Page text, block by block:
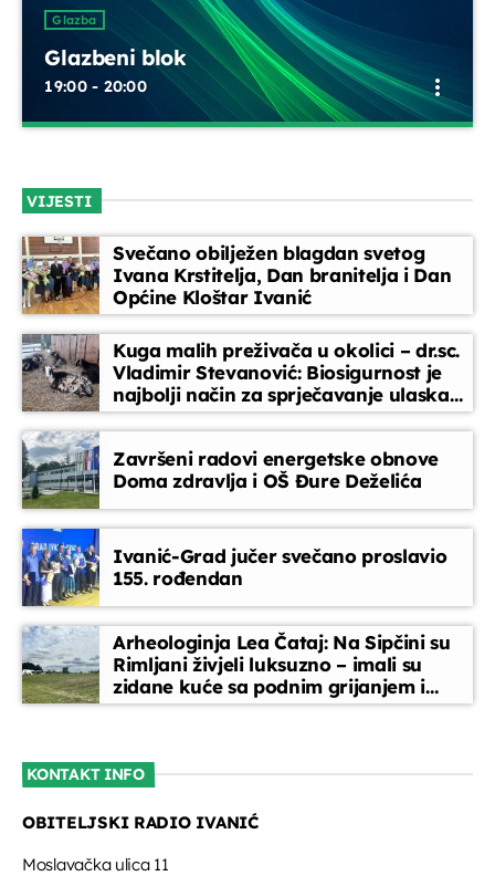
UPRAVO ETERU
Glazba
Glazbeni blok
19:00 - 20:00 more_vert
Glazbeni blok
Opustite se uz odabrane glazbene hitove između
emisija. Blok dobre glazbe donosi lagane ritmove,
domaće i strane pjesme koje prate vaše svakodnevne
trenutke
close
DANAS NA PROGRAMU
20:00 - 20:45
20:45 - 20:50
Za srce i dušu
20:50 - 22:45
22:45 - 22:50
Za srce i dušu
22:50 - 00:00
Glazba
Glazbeni blok
19:00 - 20:00 more_vert
Opustite se uz odabrane glazbene hitove između emisija.
Blok dobre glazbe donosi lagane ritmove, domaće i strane
pjesme koje prate vaše svakodnevne trenutke
VIJESTI
Svečano obilježen blagdan svetog
Ivana Krstitelja, Dan branitelja i Dan
Općine Kloštar Ivanić
Kuga malih preživača u okolici – dr.sc.
Vladimir Stevanović: Biosigurnost je
najbolji način za sprječavanje ulaska
bolesti
Završeni radovi energetske obnove
Doma zdravlja i OŠ Đure Deželića
Ivanić-Grad jučer svečano proslavio
155. rođendan
Arheologinja Lea Čataj: Na Sipčini su
Rimljani živjeli luksuzno – imali su
zidane kuće sa podnim grijanjem i
oslikanim zidovima
KONTAKT INFO
OBITELJSKI RADIO IVANIĆ
Moslavačka ulica 11